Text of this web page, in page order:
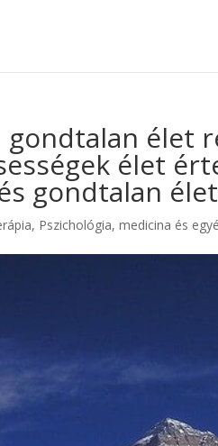
élet
élet
gondtalan élet
, Pszichológia, medicina és